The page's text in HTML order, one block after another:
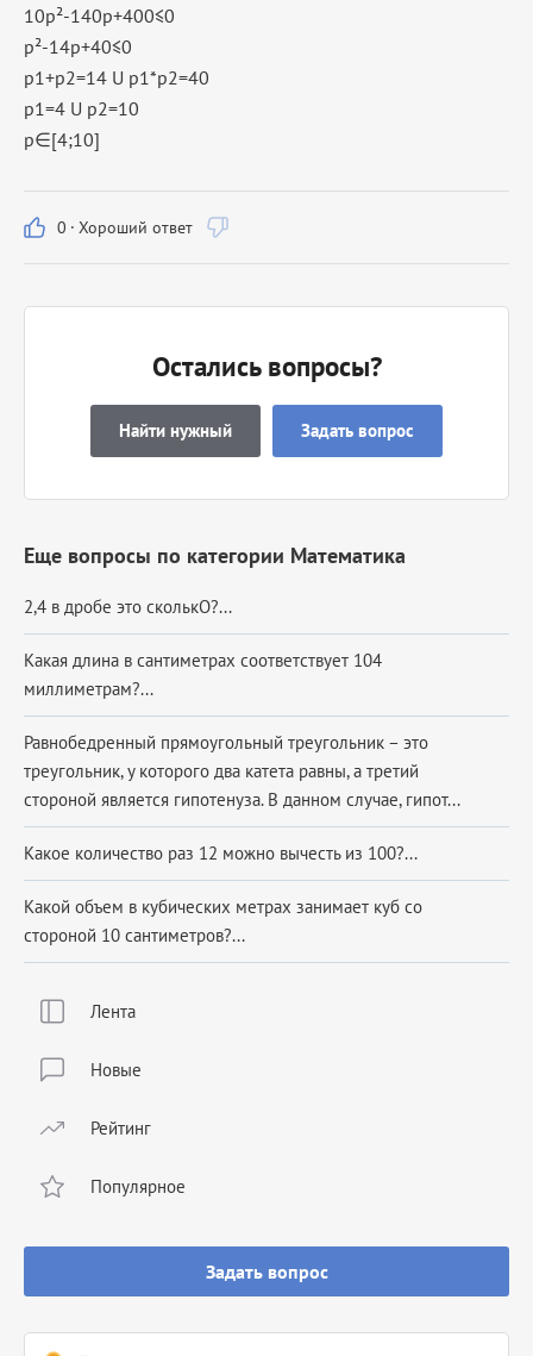
Лента
Новые
Рейтинг
Популярное
Задать вопрос
10p²-140p+400≤0
p²-14p+40≤0
p1+p2=14 U p1*p2=40
p1=4 U p2=10
p∈[4;10]
0 · Хороший ответ
Остались вопросы?
Найти нужный Задать вопрос
Еще вопросы по категории Математика
2,4 в дробе это сколькО?...
Какая длина в сантиметрах соответствует 104
миллиметрам?...
Равнобедренный прямоугольный треугольник – это
треугольник, у которого два катета равны, а третий
стороной является гипотенуза. В данном случае, гипот...
Какое количество раз 12 можно вычесть из 100?...
Какой объем в кубических метрах занимает куб со
стороной 10 сантиметров?...